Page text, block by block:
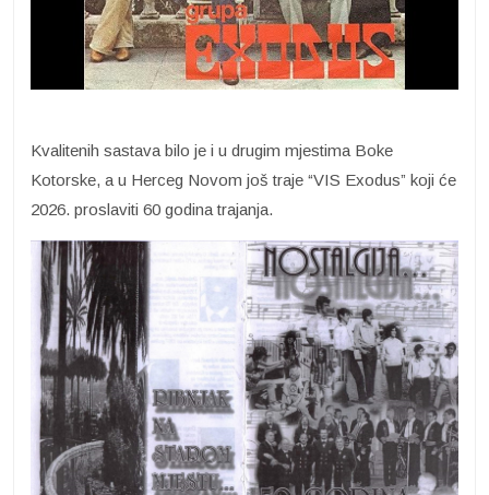
Kvalitenih sastava bilo je i u drugim mjestima Boke
Kotorske, a u Herceg Novom još traje “VIS Exodus” koji će
2026. proslaviti 60 godina trajanja.